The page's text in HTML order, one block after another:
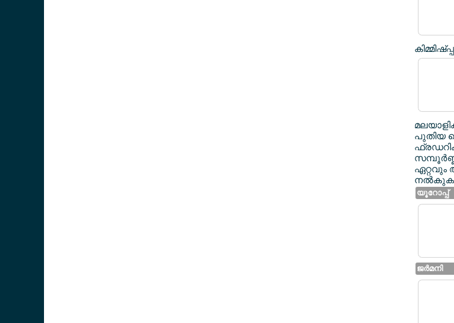
പുതിയ
ഏറ്റവും
യൂറോപ്പ്
ജര്‍മനി